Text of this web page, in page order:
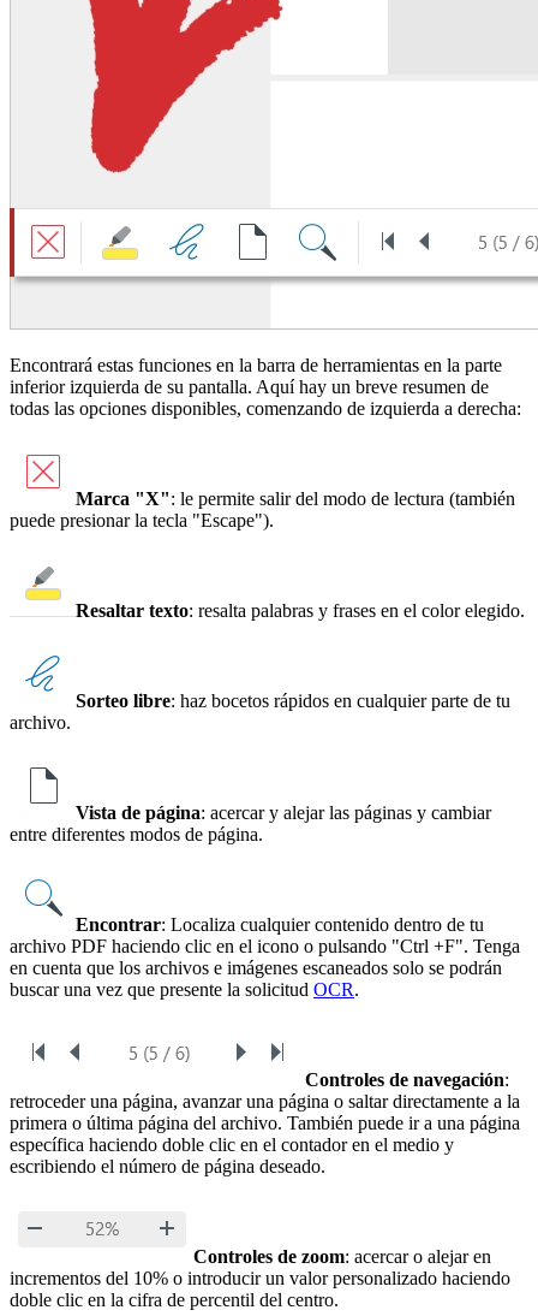
Encontrará estas funciones en la barra de herramientas en la parte
inferior izquierda de su pantalla. Aquí hay un breve resumen de
todas las opciones disponibles, comenzando de izquierda a derecha:
Marca "X": le permite salir del modo de lectura (también
puede presionar la tecla "Escape").
Resaltar texto: resalta palabras y frases en el color elegido.
Sorteo libre: haz bocetos rápidos en cualquier parte de tu
archivo.
Vista de página: acercar y alejar las páginas y cambiar
entre diferentes modos de página.
Encontrar: Localiza cualquier contenido dentro de tu
archivo PDF haciendo clic en el icono o pulsando "Ctrl +F". Tenga
en cuenta que los archivos e imágenes escaneados solo se podrán
buscar una vez que presente la solicitud OCR.
Controles de navegación:
retroceder una página, avanzar una página o saltar directamente a la
primera o última página del archivo. También puede ir a una página
específica haciendo doble clic en el contador en el medio y
escribiendo el número de página deseado.
Controles de zoom: acercar o alejar en
incrementos del 10% o introducir un valor personalizado haciendo
doble clic en la cifra de percentil del centro.